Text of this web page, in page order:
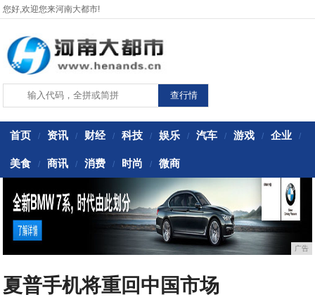
您好,欢迎您来河南大都市!
首页 / 资讯 / 财经 / 科技 / 娱乐 / 汽车 / 游戏 / 企业 /
美食 / 商讯 / 消费 / 时尚 / 微商
广告
夏普手机将重回中国市场